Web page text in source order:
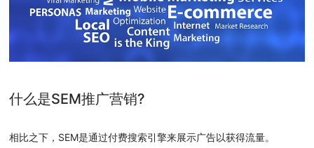
什么是SEM推广营销?
相比之下，SEM是通过付费搜索引擎来展示广告以获得流量。